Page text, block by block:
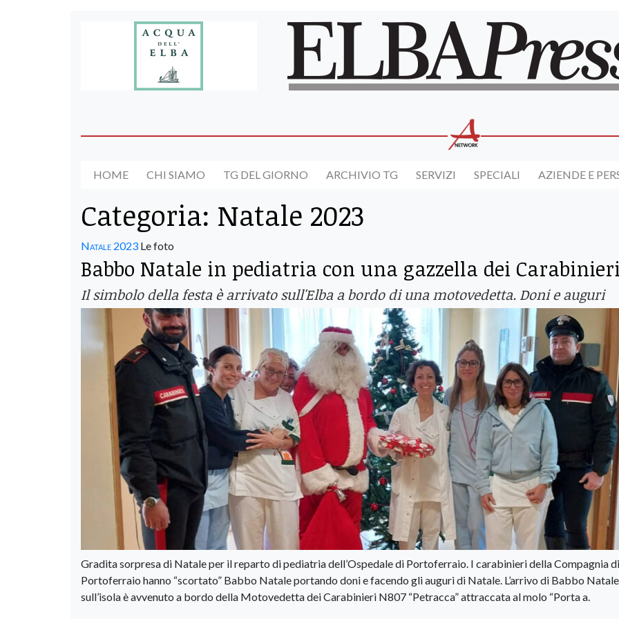
HOME CHI SIAMO TG DEL GIORNO ARCHIVIO TG SERVIZI SPECIALI AZIENDE E
Categoria: Natale 2023
Natale 2023 Le foto
Babbo Natale in pediatria con una gazzella dei
Il simbolo della festa è arrivato sull'Elba a bordo di una motovedetta. Doni e auguri
Gradita sorpresa di Natale per il reparto di pediatria dell’Ospedale di Portoferraio. I carabinieri della Compagnia di
Portoferraio hanno “scortato” Babbo Natale portando doni e facendo gli auguri di Natale. L’arrivo di Babbo Natale
sull’isola è avvenuto a bordo della Motovedetta dei Carabinieri N807 “Petracca” attraccata al molo “Porta a.